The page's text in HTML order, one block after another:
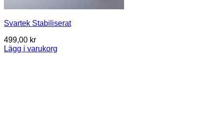
Svartek Stabiliserat
499,00 kr
Lägg i varukorg